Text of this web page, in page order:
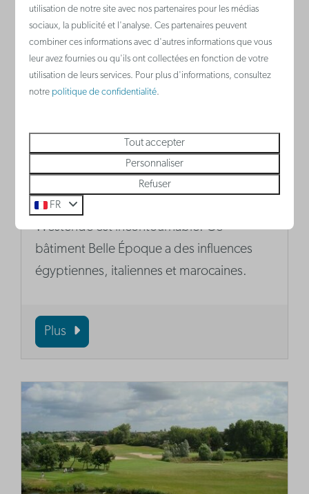
La Rotonde
Adepte de l‘architecture ou non, La
Rotonde, Le Grand Hôtel Bellevue, à
Westende est incontournable! Ce
bâtiment Belle Époque a des influences
égyptiennes, italiennes et marocaines.
Plus
utilisation de notre site avec nos partenaires pour les médias
sociaux, la publicité et l'analyse. Ces partenaires peuvent
combiner ces informations avec d'autres informations que vous
leur avez fournies ou qu'ils ont collectées en fonction de votre
utilisation de leurs services. Pour plus d'informations, consultez
notre politique de confidentialité.
Tout accepter
Personnaliser
Refuser
FR